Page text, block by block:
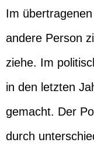
Im
andere Person
ziehe. Im
in den letzten
gemacht. Der
durch